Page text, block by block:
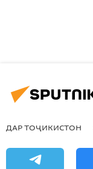
ДАР ТОҶИКИСТОН